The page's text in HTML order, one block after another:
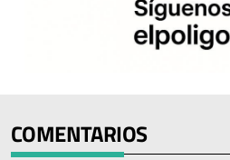
COMENTARIOS